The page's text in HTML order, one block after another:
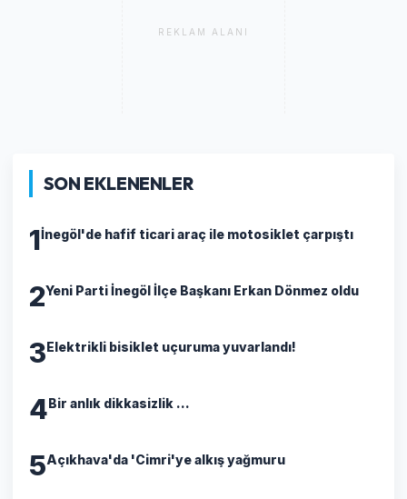
REKLAM ALANI
SON EKLENENLER
1İnegöl'de hafif ticari araç ile motosiklet çarpıştı
2Yeni Parti İnegöl İlçe Başkanı Erkan Dönmez oldu
3Elektrikli bisiklet uçuruma yuvarlandı!
4Bir anlık dikkasizlik ...
5Açıkhava'da 'Cimri'ye alkış yağmuru